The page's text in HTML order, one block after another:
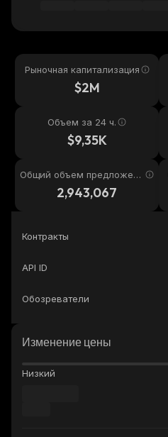
Рыночная капитализация
$2M
Объем за 24 ч.
$9,35K
Общий объем предложени
2,943,067
Контракты
API ID
Обозреватели
Изменение цены
Низкий